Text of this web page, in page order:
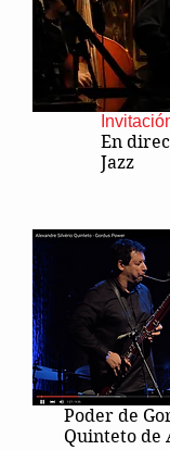
En
Jazz
Poder de
Quinteto de